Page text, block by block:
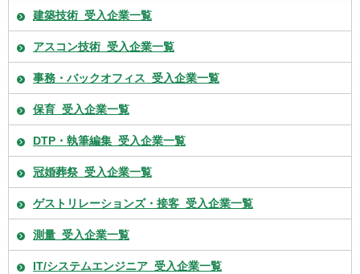
建築技術_受入企業一覧
アスコン技術_受入企業一覧
事務・バックオフィス_受入企業一覧
保育_受入企業一覧
DTP・執筆編集_受入企業一覧
冠婚葬祭_受入企業一覧
ゲストリレーションズ・接客_受入企業一覧
測量_受入企業一覧
IT/システムエンジニア_受入企業一覧